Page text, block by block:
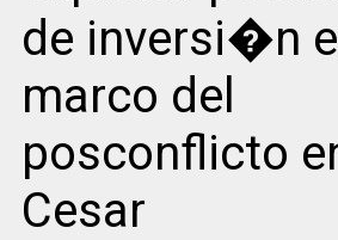
de inversi�n
marco del
posconflicto
Cesar